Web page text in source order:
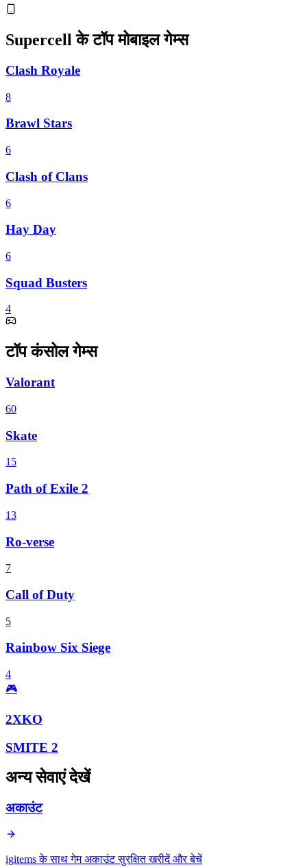
Supercell के टॉप मोबाइल गेम्स
Clash Royale
8
Brawl Stars
6
Clash of Clans
6
Hay Day
6
Squad Busters
4
टॉप कंसोल गेम्स
Valorant
60
Skate
15
Path of Exile 2
13
Ro-verse
7
Call of Duty
5
Rainbow Six Siege
4
🎮
2XKO
SMITE 2
अन्य सेवाएं देखें
अकाउंट
igitems के साथ गेम अकाउंट सुरक्षित खरीदें और बेचें